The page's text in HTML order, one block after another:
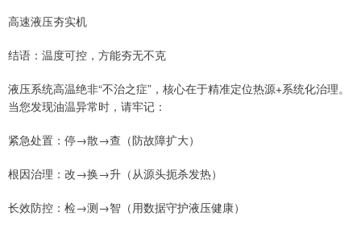
高速液压夯实机
结语：温度可控，方能夯无不克
液压系统高温绝非“不治之症”，核心在于精准定位热源+系统化治理。
当您发现油温异常时，请牢记：
紧急处置：停→散→查（防故障扩大）
根因治理：改→换→升（从源头扼杀发热）
长效防控：检→测→智（用数据守护液压健康）